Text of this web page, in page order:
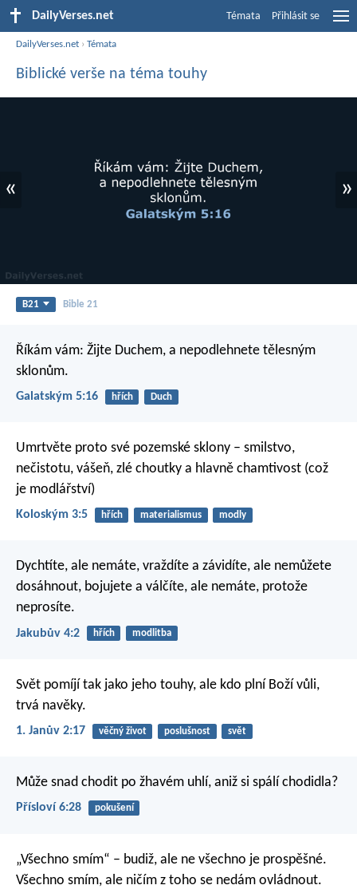
DailyVerses.net Témata Přihlásit se
DailyVerses.net ›Témata
Biblické verše na téma touhy
« »
B21 Bible 21
Říkám vám: Žijte Duchem, a nepodlehnete tělesným
sklonům.
Galatským 5:16 hřích Duch
Umrtvěte proto své pozemské sklony – smilstvo,
nečistotu, vášeň, zlé choutky a hlavně chamtivost (což
je modlářství)
Koloským 3:5 hřích materialismus modly
Dychtíte, ale nemáte, vraždíte a závidíte, ale nemůžete
dosáhnout, bojujete a válčíte, ale nemáte, protože
neprosíte.
Jakubův 4:2 hřích modlitba
Svět pomíjí tak jako jeho touhy, ale kdo plní Boží vůli,
trvá navěky.
1. Janův 2:17 věčný život poslušnost svět
Může snad chodit po žhavém uhlí, aniž si spálí chodidla?
Přísloví 6:28 pokušení
„Všechno smím“ – budiž, ale ne všechno je prospěšné.
Všechno smím, ale ničím z toho se nedám ovládnout.